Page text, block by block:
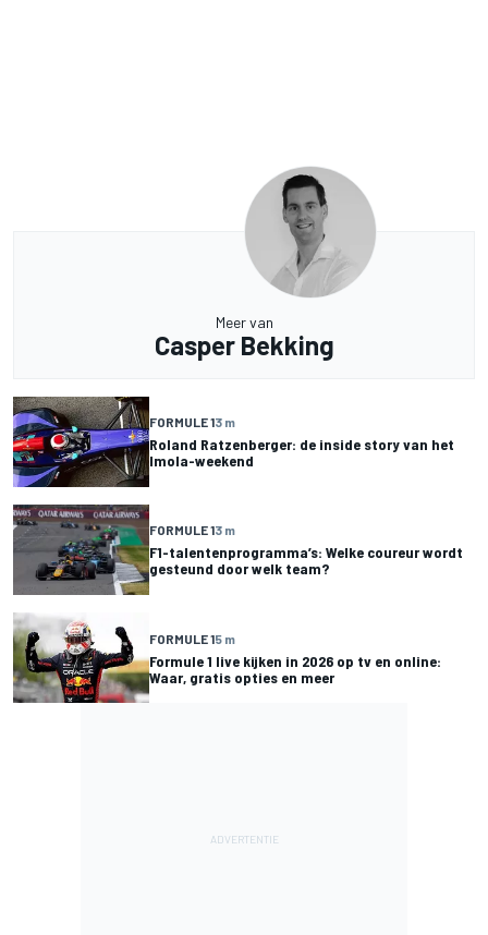
Meer van
Casper Bekking
FORMULE 13 m
Roland Ratzenberger: de inside story van het
Imola-weekend
FORMULE 13 m
F1-talentenprogramma’s: Welke coureur wordt
gesteund door welk team?
FORMULE 15 m
Formule 1 live kijken in 2026 op tv en online:
Waar, gratis opties en meer